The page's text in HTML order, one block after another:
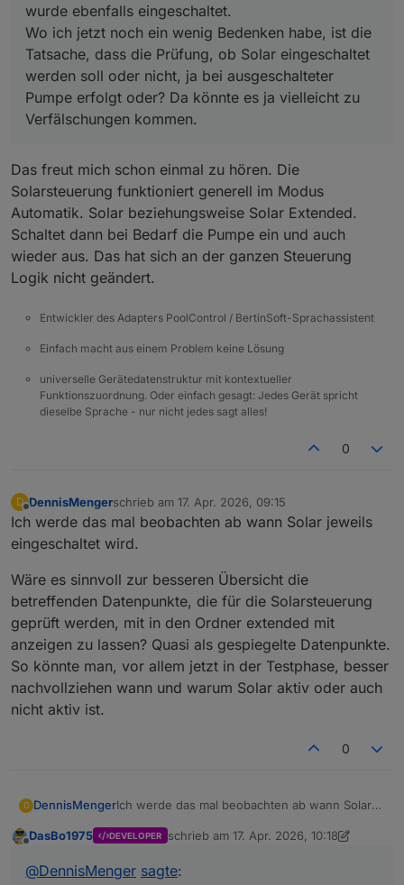
wurde ebenfalls eingeschaltet.
Wo ich jetzt noch ein wenig Bedenken habe, ist die
Tatsache, dass die Prüfung, ob Solar eingeschaltet
werden soll oder nicht, ja bei ausgeschalteter
Pumpe erfolgt oder? Da könnte es ja vielleicht zu
Verfälschungen kommen.
Das freut mich schon einmal zu hören. Die
Solarsteuerung funktioniert generell im Modus
Automatik. Solar beziehungsweise Solar Extended.
Schaltet dann bei Bedarf die Pumpe ein und auch
wieder aus. Das hat sich an der ganzen Steuerung
Logik nicht geändert.
Entwickler des Adapters PoolControl / BertinSoft-Sprachassistent
Einfach macht aus einem Problem keine Lösung
universelle Gerätedatenstruktur mit kontextueller
Funktionszuordnung. Oder einfach gesagt: Jedes Gerät spricht
dieselbe Sprache - nur nicht jedes sagt alles!
0
D DennisMengerschrieb am 17. Apr. 2026, 09:15
zuletzt editiert von
Ich werde das mal beobachten ab wann Solar jeweils
eingeschaltet wird.
Wäre es sinnvoll zur besseren Übersicht die
betreffenden Datenpunkte, die für die Solarsteuerung
geprüft werden, mit in den Ordner extended mit
anzeigen zu lassen? Quasi als gespiegelte Datenpunkte.
So könnte man, vor allem jetzt in der Testphase, besser
nachvollziehen wann und warum Solar aktiv oder auch
nicht aktiv ist.
0
D DennisMengerIch werde das mal beobachten ab wann Solar
Wäre es sinnvoll zur besseren Übersicht die
Solarsteuerung geprüft werden, mit in den
DasBo1975 DEVELOPER schrieb am 17. Apr. 2026, 10:18
zuletzt editiert von DasBo1975
@DennisMenger sagte: